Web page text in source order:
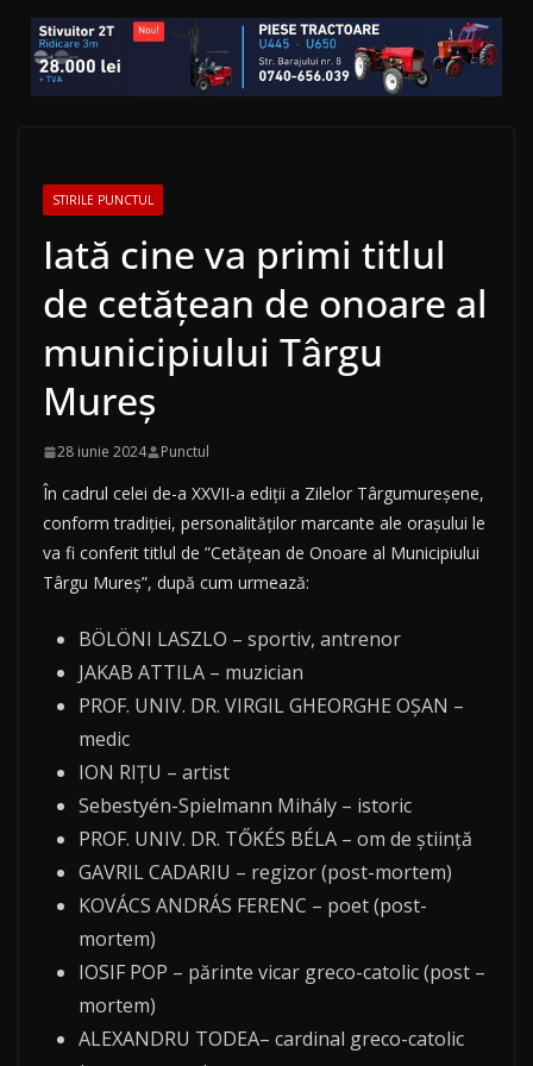
STIRILE PUNCTUL
Iată cine va primi titlul
de cetățean de onoare al
municipiului Târgu
Mureș
28 iunie 2024 Punctul
În cadrul celei de-a XXVII-a ediții a Zilelor Târgumureșene,
conform tradiției, personalităților marcante ale orașului le
va fi conferit titlul de ”Cetățean de Onoare al Municipiului
Târgu Mureș”, după cum urmează:
BÖLÖNI LASZLO – sportiv, antrenor
JAKAB ATTILA – muzician
PROF. UNIV. DR. VIRGIL GHEORGHE OŞAN –
medic
ION RIȚU – artist
Sebestyén-Spielmann Mihály – istoric
PROF. UNIV. DR. TŐKÉS BÉLA – om de știință
GAVRIL CADARIU – regizor (post-mortem)
KOVÁCS ANDRÁS FERENC – poet (post-
mortem)
IOSIF POP – părinte vicar greco-catolic (post –
mortem)
ALEXANDRU TODEA– cardinal greco-catolic